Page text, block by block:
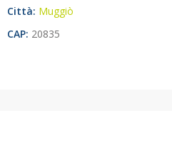
Città: Muggiò
CAP: 20835